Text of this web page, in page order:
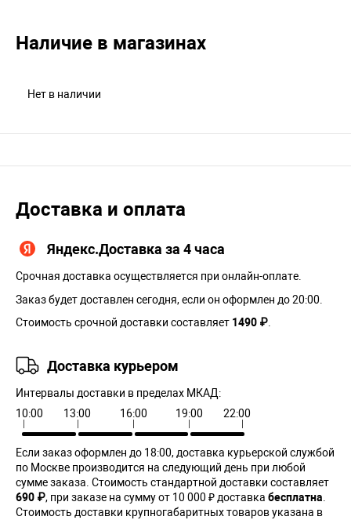
Наличие в магазинах
Нет в наличии
Доставка и оплата
Яндекс.Доставка за 4 часа
Срочная доставка осуществляется при онлайн-оплате.
Заказ будет доставлен сегодня, если он оформлен до 20:00.
Стоимость срочной доставки составляет 1490 ₽.
Доставка курьером
Интервалы доставки в пределах МКАД:
10:00
13:00 16:00 19:00 22:00
Если заказ оформлен до 18:00, доставка курьерской службой
по Москве производится на следующий день при любой
сумме заказа. Cтоимость стандартной доставки составляет
690 ₽, при заказе на сумму от 10 000 ₽ доставка бесплатна.
Стоимость доставки крупногабаритных товаров указана в